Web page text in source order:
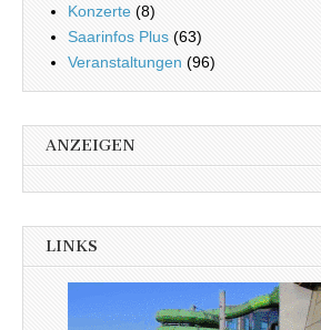
Konzerte (8)
Saarinfos Plus (63)
Veranstaltungen (96)
ANZEIGEN
LINKS